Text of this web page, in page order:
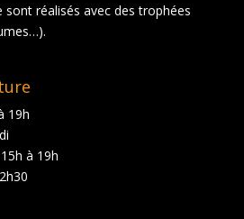
sont réalisés avec des trophées
19h
à 19h